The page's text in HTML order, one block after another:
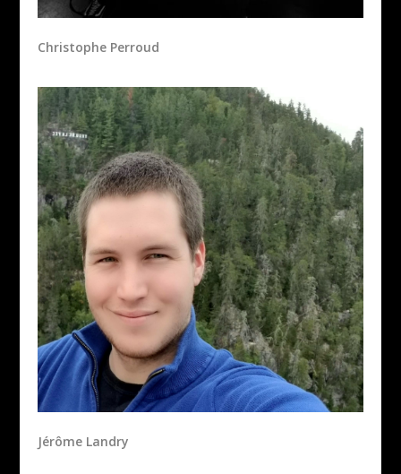
Christophe Perroud
Jérôme Landry